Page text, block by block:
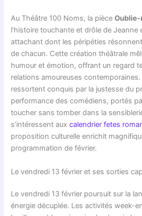
Au Théâtre 100 Noms, la pièceOublie-
l’histoire touchante et drôle de Jeanne
attachant dont les péripéties résonnent
de chacun. Cette création théâtrale
humour et émotion, offrant un regard
relations amoureuses
ressortent conquis par la justesse du
performance des comédiens, portés
toucher sans tomber dans la
s’intéressent auxcalendrier fetes
proposition culturelle enrichit
programmation de février.
Le vendredi 13 février et ses sorties
Le vendredi 13 février poursuit sur la
énergie décuplée. Les activités week-